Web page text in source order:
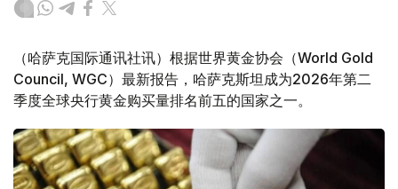
（哈萨克国际通讯社讯）根据世界黄金协会（World Gold
Council, WGC）最新报告，哈萨克斯坦成为2026年第二
季度全球央行黄金购买量排名前五的国家之一。